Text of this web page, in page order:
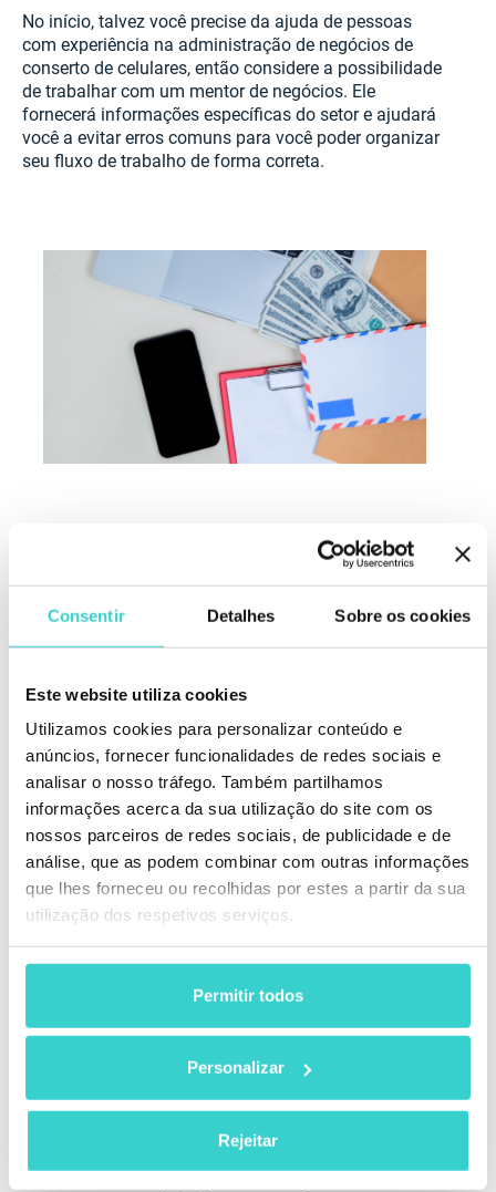
Consentir Detalhes Sobre os cookies
Este website utiliza cookies
Utilizamos cookies para personalizar conteúdo e
anúncios, fornecer funcionalidades de redes sociais e
analisar o nosso tráfego. Também partilhamos
informações acerca da sua utilização do site com os
nossos parceiros de redes sociais, de publicidade e de
análise, que as podem combinar com outras informações
que lhes forneceu ou recolhidas por estes a partir da sua
utilização dos respetivos serviços.
Permitir todos
Personalizar
Rejeitar
No início, talvez você precise da ajuda de pessoas
com experiência na administração de negócios de
conserto de celulares, então considere a possibilidade
de trabalhar com um mentor de negócios. Ele
fornecerá informações específicas do setor e ajudará
você a evitar erros comuns para você poder organizar
seu fluxo de trabalho de forma correta.
Como Iniciar um Negócio de Reparo de
Celulares: 7 Passos
Uma vez preparado, você pode começar a colocar em
prática seu plano de negócios, passo a passo:
Faça o cadastro da sua empresa na forma de
pessoa jurídica de sua escolha e configure o
pagamento de impostos. Essa é a primeira etapa
para basicamente qualquer negócio.
Obtenha os registros necessários. Eles variam
muito de país para país e de região para região.
Por exemplo, alguns estados dos EUA exigem
uma licença específica para realizar reparos
eletrônicos.
Abra uma conta bancária, separando seu
Encontre e alugue um espaço. Como já
discutimos anteriormente, ele deve ser de fácil
se você precisará gastar tempo e dinheiro para
reformar aquele espaço.